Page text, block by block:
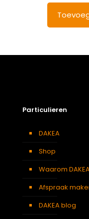
Particulieren
DAKEA
Shop
Waarom
Afspraak
DAKEA blog